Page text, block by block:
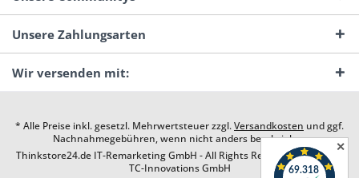
Unsere Zahlungsarten
Wir versenden mit:
* Alle Preise inkl. gesetzl. Mehrwertsteuer zzgl.Versandkosten und ggf.
Nachnahmegebühren, wenn nicht anders beschrieben
Thinkstore24.de IT-Remarketing GmbH - All Rights Reserved. Design by
TC-Innovations GmbH
✕